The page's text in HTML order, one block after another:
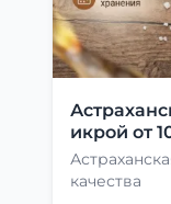
икрой от
качества